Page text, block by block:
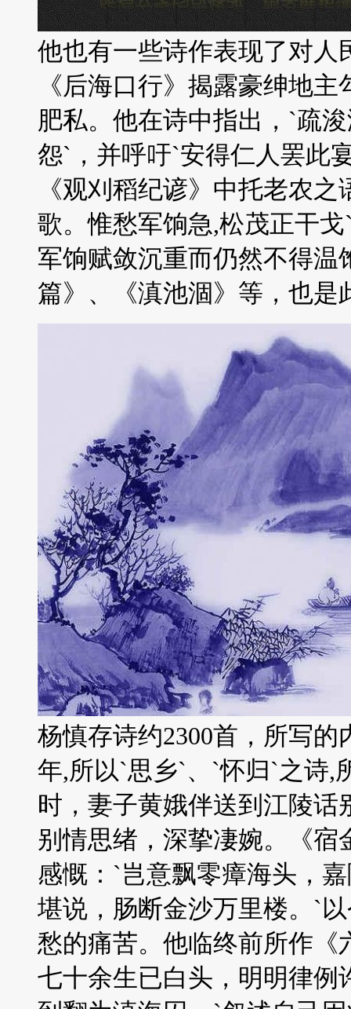
他也有一些诗作表现了对人
《后海口行》揭露豪绅地
肥私。他在诗中指出，`疏
怨`，并呼吁`安得仁人罢此
《观刈稻纪谚》中托老农
歌。惟愁军饷急,松茂正干
军饷赋敛沉重而仍然不得
篇》、《滇池涸》等，
杨慎存诗约2300首，所写
年,所以`思乡`、`怀归`之诗,
时，妻子黄娥伴送到江陵
别情思绪，深挚凄婉。《
感慨：`岂意飘零瘴海头，
堪说，肠断金沙万里楼。`
愁的痛苦。他临终前所作
七十余生已白头，明明律例